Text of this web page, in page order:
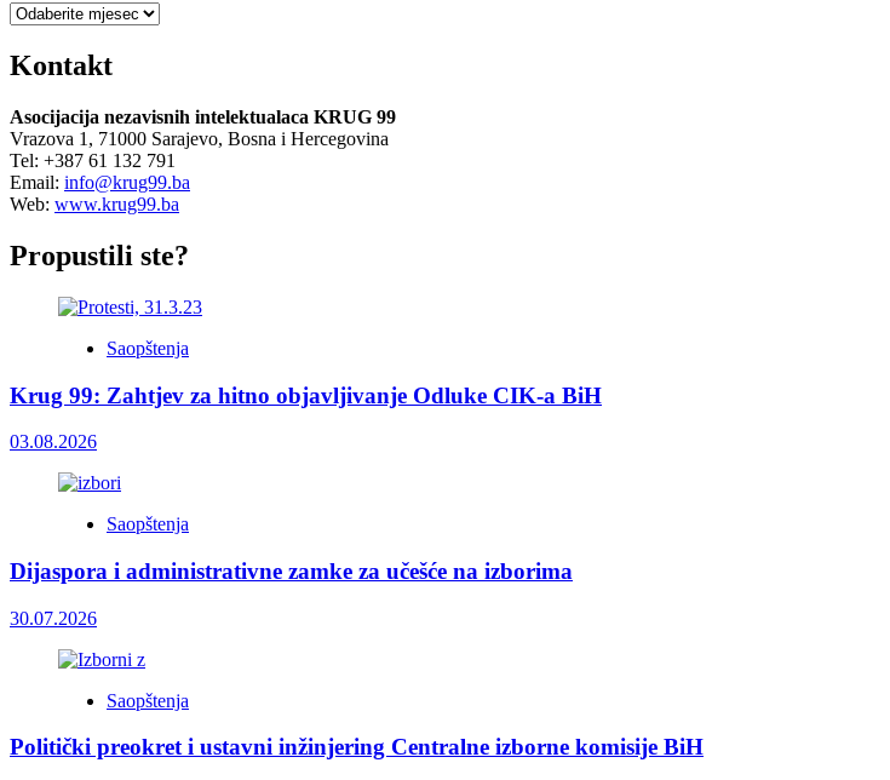
Arhiva
Kontakt
Asocijacija nezavisnih intelektualaca KRUG 99
Vrazova 1, 71000 Sarajevo, Bosna i Hercegovina
Tel: +387 61 132 791
Email: info@krug99.ba
Web: www.krug99.ba
Propustili ste?
Saopštenja
Krug 99: Zahtjev za hitno objavljivanje Odluke CIK-a BiH
03.08.2026
Saopštenja
Dijaspora i administrativne zamke za učešće na izborima
30.07.2026
Saopštenja
Politički preokret i ustavni inžinjering Centralne izborne komisije BiH